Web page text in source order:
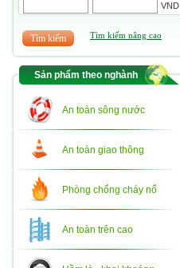
VND
Tìm kiếm nâng cao
Sản phẩm theo nghành
An toàn sông nước
An toàn giao thông
Phòng chống cháy nổ
An toàn trên cao